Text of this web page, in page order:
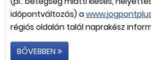
időpontváltozás) a
régiós oldalán talál naprakész
BŐVEBBEN